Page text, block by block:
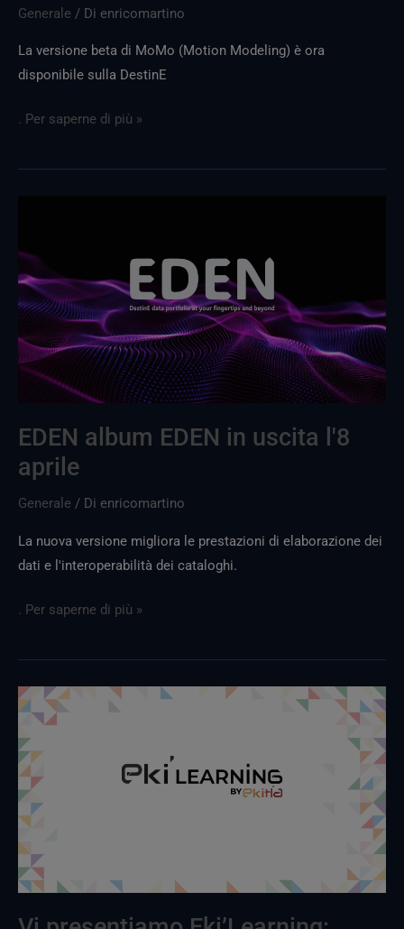
Generale / Di enricomartino
La versione beta di MoMo (Motion Modeling) è ora
disponibile sulla DestinE
. Per saperne di più »
EDEN album EDEN in uscita l'8
aprile
Generale / Di enricomartino
La nuova versione migliora le prestazioni di elaborazione dei
dati e l'interoperabilità dei cataloghi.
in
diretta
l'8
aprile
. Per saperne di più »
Vi
presentiamo
Eki’Learning:
rendere
accessibili
e
applicabili
i
dati
e